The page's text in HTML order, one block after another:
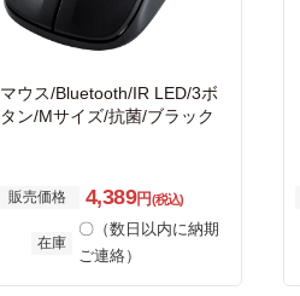
マウス/Bluetooth/IR LED/3ボ
タン/Mサイズ/抗菌/ブラック
販売価格 4,389円(税込)
在庫
〇（数日以内に納期
ご連絡）